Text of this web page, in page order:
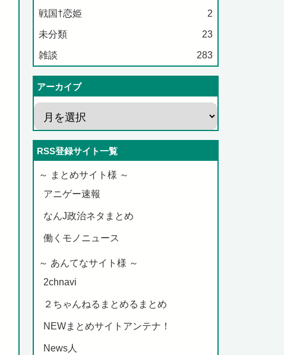
戦国†恋姫 2
未分類 23
雑談 283
アーカイブ
RSS登録サイト一覧
～ まとめサイト様 ～
アニゲー速報
なんJ政治ネタまとめ
働くモノニュース
～ あんてなサイト様 ～
2chnavi
２ちゃんねるまとめるまとめ
NEWまとめサイトアンテナ！
News人